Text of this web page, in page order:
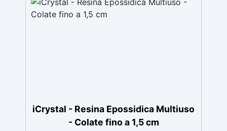
iCrystal - Resina Epossidica Multiuso
- Colate fino a 1,5 cm